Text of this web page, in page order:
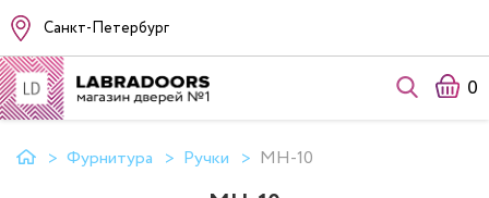
Санкт-Петербург
0
Фурнитура Ручки MH-10